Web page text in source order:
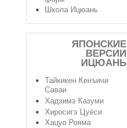
Школа Ицюань
ЯПОНСКИЕ
ВЕРСИИ
ИЦЮАНЬ
Тайкикен Кенъичи
Саваи
Хадзимэ Казуми
Хиросигэ Цуёси
Хацуо Рояма